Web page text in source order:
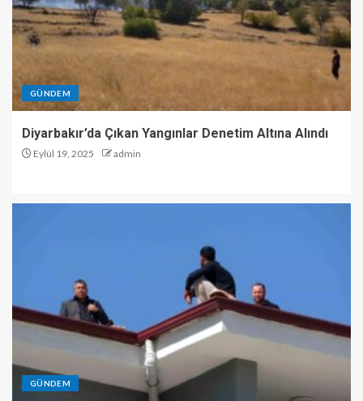
GÜNDEM
Diyarbakır’da Çıkan Yangınlar Denetim Altına Alındı
Eylül 19, 2025 admin
GÜNDEM